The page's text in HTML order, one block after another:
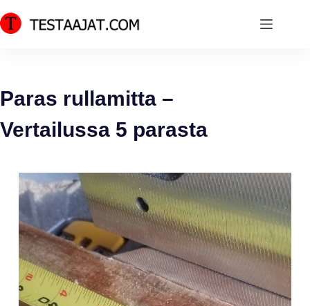
Skip
to
Paras rullamitta –
Vertailussa 5 parasta